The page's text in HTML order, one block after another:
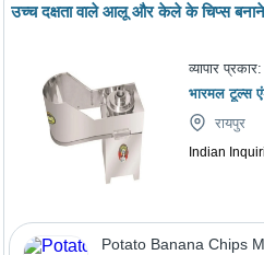
उच्च दक्षता वाले आलू और केले के चिप्स
व्यापार प्रकार:
भारमल टूल्स
रायपुर
Indian
Potato Banana Chips